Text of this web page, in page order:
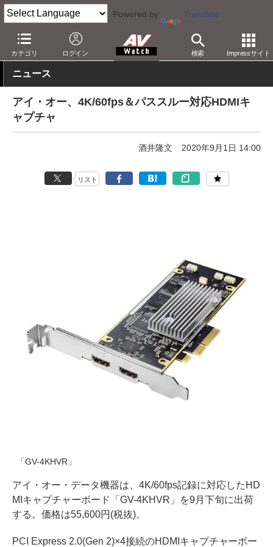
Powered by Translate
カテゴリ ログイン 検索 Impressサイト
AV Watch 製品 PC周辺機器
ニュース
アイ・オー、4K/60fps＆パススルー対応HDMIキ
ャプチャ
酒井隆文 2020年9月1日 14:00
リスト
「GV-4KHVR」
アイ・オー・データ機器は、4K/60fps記録に対応したHD
MIキャプチャーボード「GV-4KHVR」を9月下旬に出荷
する。価格は55,600円(税抜)。
PCI Express 2.0(Gen 2)×4接続のHDMIキャプチャーボー